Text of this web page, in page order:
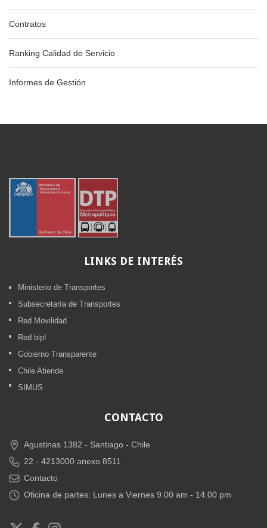
Contratos
Ranking Calidad de Servicio
Informes de Gestión
LINKS DE INTERÉS
Ministerio de Transportes
Subsecretaría de Transportes
Red Movilidad
Red bip!
Gobierno Transparente
Chile Atiende
SIMUS
CONTACTO
Agustinas 1382 - Santiago - Chile
22 - 4213000 anexo 8511
Contacto
Oficina de partes: Lunes a Viernes 9.00 am - 14.00 pm